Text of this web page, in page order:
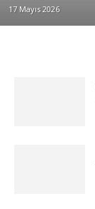
17 Mayıs 2026